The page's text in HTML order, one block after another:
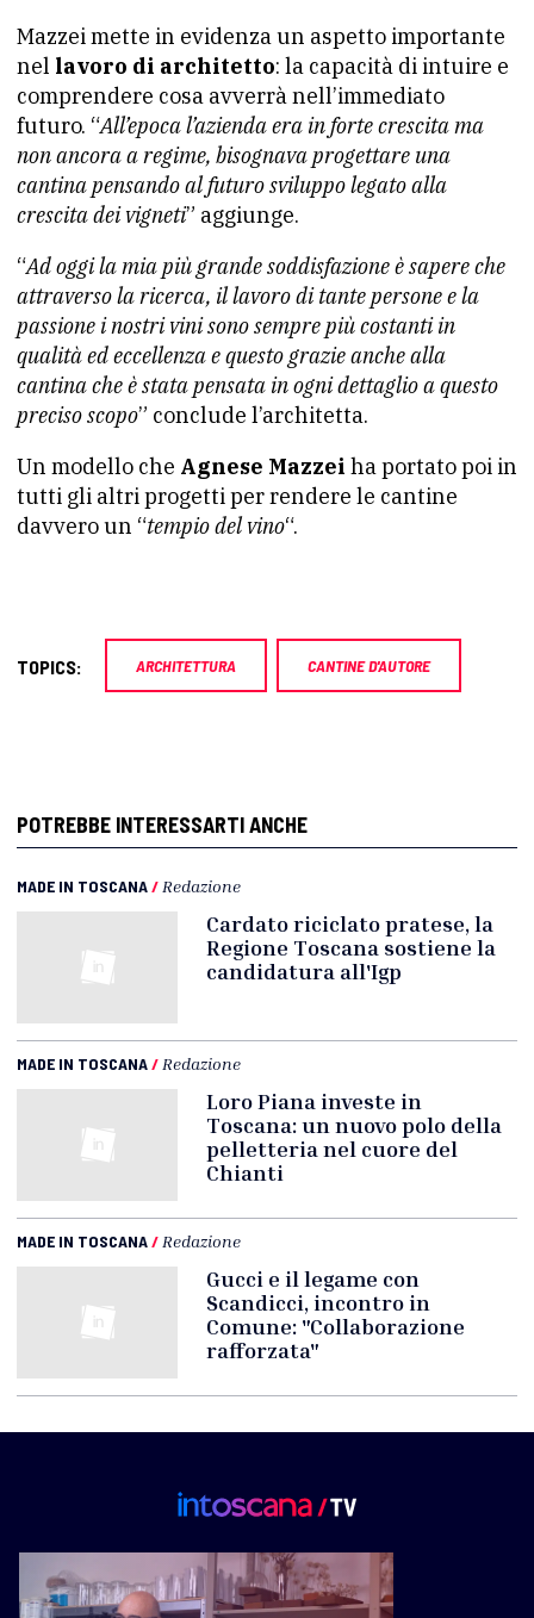
Mazzei mette in evidenza un aspetto importante
nel lavoro di architetto: la capacità di intuire e
comprendere cosa avverrà nell’immediato
futuro. “All’epoca l’azienda era in forte crescita ma
non ancora a regime, bisognava progettare una
cantina pensando al futuro sviluppo legato alla
crescita dei vigneti” aggiunge.
“Ad oggi la mia più grande soddisfazione è sapere che
attraverso la ricerca, il lavoro di tante persone e la
passione i nostri vini sono sempre più costanti in
qualità ed eccellenza e questo grazie anche alla
cantina che è stata pensata in ogni dettaglio a questo
preciso scopo” conclude l’architetta.
Un modello che Agnese Mazzei ha portato poi in
tutti gli altri progetti per rendere le cantine
davvero un “tempio del vino“.
TOPICS: ARCHITETTURA CANTINE D'AUTORE
POTREBBE INTERESSARTI ANCHE
MADE IN TOSCANA/ Redazione
Cardato riciclato pratese, la
Regione Toscana sostiene la
candidatura all'Igp
MADE IN TOSCANA/ Redazione
Loro Piana investe in
Toscana: un nuovo polo della
pelletteria nel cuore del
Chianti
MADE IN TOSCANA/ Redazione
Gucci e il legame con
Scandicci, incontro in
Comune: "Collaborazione
rafforzata"